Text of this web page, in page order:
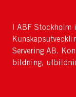
I ABF Stockholm
Servering AB.
bildning,